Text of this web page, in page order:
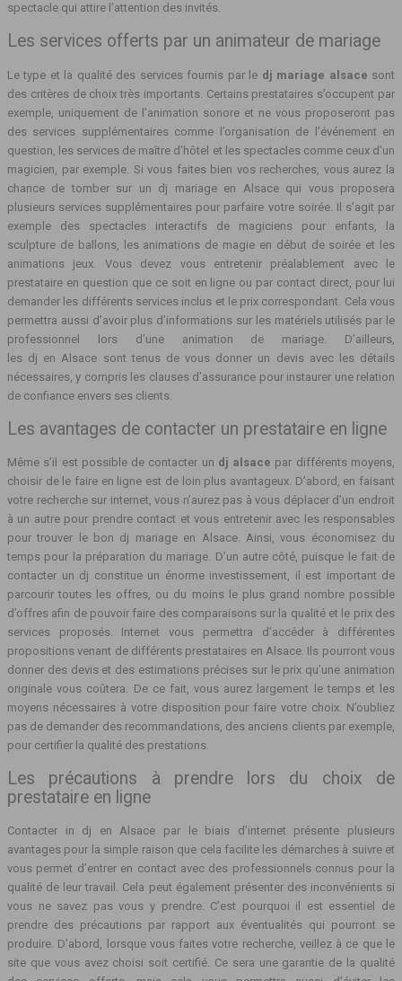
spectacle qui attire l’attention des invités.
Les services offerts par un animateur de mariage
Le type et la qualité des services fournis par le dj mariage alsace sont
des critères de choix très importants. Certains prestataires s’occupent par
exemple, uniquement de l’animation sonore et ne vous proposeront pas
des services supplémentaires comme l’organisation de l’événement en
question, les services de maître d’hôtel et les spectacles comme ceux d’un
magicien, par exemple. Si vous faites bien vos recherches, vous aurez la
chance de tomber sur un dj mariage en Alsace qui vous proposera
plusieurs services supplémentaires pour parfaire votre soirée. Il s’agit par
exemple des spectacles interactifs de magiciens pour enfants, la
sculpture de ballons, les animations de magie en début de soirée et les
animations jeux. Vous devez vous entretenir préalablement avec le
prestataire en question que ce soit en ligne ou par contact direct, pour lui
demander les différents services inclus et le prix correspondant. Cela vous
permettra aussi d’avoir plus d’informations sur les matériels utilisés par le
professionnel lors d’une animation de mariage. D’ailleurs,
les dj en Alsace sont tenus de vous donner un devis avec les détails
nécessaires, y compris les clauses d’assurance pour instaurer une relation
de confiance envers ses clients.
Les avantages de contacter un prestataire en ligne
Même s’il est possible de contacter un dj alsace par différents moyens,
choisir de le faire en ligne est de loin plus avantageux. D’abord, en faisant
votre recherche sur internet, vous n’aurez pas à vous déplacer d’un endroit
à un autre pour prendre contact et vous entretenir avec les responsables
pour trouver le bon dj mariage en Alsace. Ainsi, vous économisez du
temps pour la préparation du mariage. D’un autre côté, puisque le fait de
contacter un dj constitue un énorme investissement, il est important de
parcourir toutes les offres, ou du moins le plus grand nombre possible
d’offres afin de pouvoir faire des comparaisons sur la qualité et le prix des
services proposés. Internet vous permettra d’accéder à différentes
propositions venant de différents prestataires en Alsace. Ils pourront vous
donner des devis et des estimations précises sur le prix qu’une animation
originale vous coûtera. De ce fait, vous aurez largement le temps et les
moyens nécessaires à votre disposition pour faire votre choix. N’oubliez
pas de demander des recommandations, des anciens clients par exemple,
pour certifier la qualité des prestations.
Les précautions à prendre lors du choix de
prestataire en ligne
Contacter in dj en Alsace par le biais d’internet présente plusieurs
avantages pour la simple raison que cela facilite les démarches à suivre et
vous permet d’entrer en contact avec des professionnels connus pour la
qualité de leur travail. Cela peut également présenter des inconvénients si
vous ne savez pas vous y prendre. C’est pourquoi il est essentiel de
prendre des précautions par rapport aux éventualités qui pourront se
produire. D’abord, lorsque vous faites votre recherche, veillez à ce que le
site que vous avez choisi soit certifié. Ce sera une garantie de la qualité